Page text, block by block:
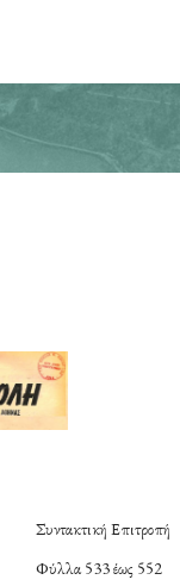
Συντακτική Επιτροπή
Φύλλα 533 έως 552